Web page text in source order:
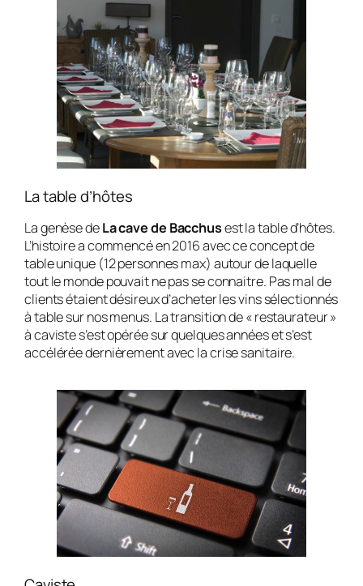
La table d’hôtes
La genèse deLa cave de Bacchusest la table d’hôtes.
L’histoire a commencé en 2016 avec ce concept de
table unique (12 personnes max) autour de laquelle
tout le monde pouvait ne pas se connaitre. Pas mal de
clients étaient désireux d’acheter les vins sélectionnés
à table sur nos menus. La transition de « restaurateur »
à caviste s’est opérée sur quelques années et s’est
accélérée dernièrement avec la crise sanitaire.